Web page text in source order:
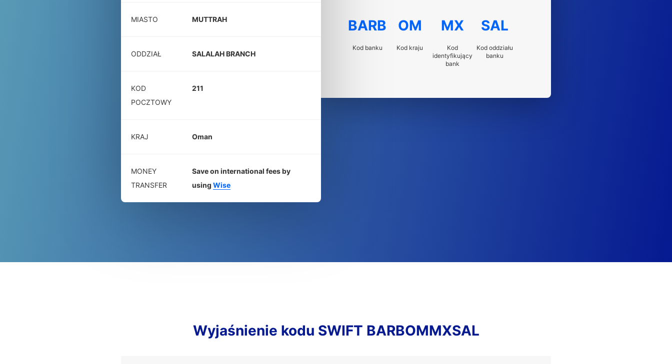
MIASTO MUTTRAH
ODDZIAŁ SALALAH BRANCH
KOD
POCZTOWY
211
KRAJ Oman
MONEY
TRANSFER
Save on international fees by
using Wise
BARB
Kod banku
OM
Kod kraju
MX
Kod
identyfikujący
bank
SAL
Kod oddziału
banku
Wyjaśnienie kodu SWIFT BARBOMMXSAL